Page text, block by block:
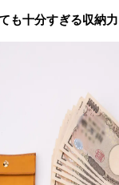
も十分すぎる収納力